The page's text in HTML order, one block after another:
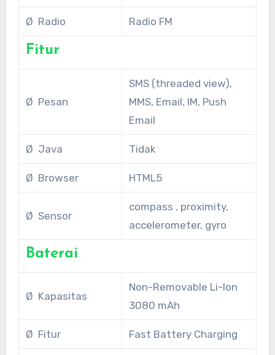
Ø Radio Radio FM
Fitur
Ø Pesan
SMS (threaded view),
MMS, Email, IM, Push
Email
Ø Java Tidak
Ø Browser HTML5
Ø Sensor
compass , proximity,
accelerometer, gyro
Baterai
Ø Kapasitas
Non-Removable Li-Ion
3080 mAh
Ø Fitur Fast Battery Charging